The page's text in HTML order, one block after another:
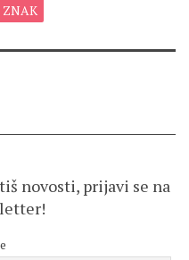
ZNAK
novosti, prijavi se na